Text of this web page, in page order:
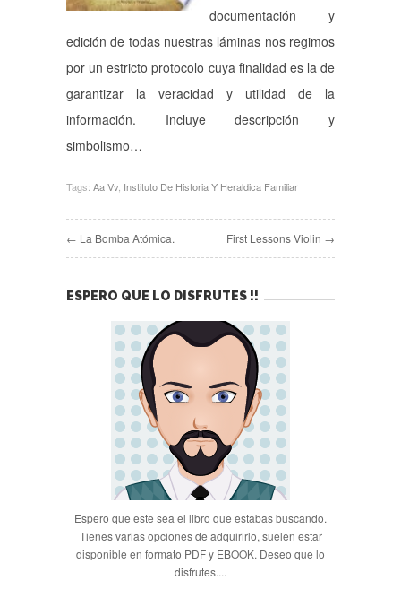
documentación y
edición de todas nuestras láminas nos regimos
por un estricto protocolo cuya finalidad es la de
garantizar la veracidad y utilidad de la
información. Incluye descripción y
simbolismo…
Tags: Aa Vv Instituto De Historia Y Heraldica Familiar
← La Bomba Atómica. First Lessons Violin →
ESPERO QUE LO DISFRUTES !!
Espero que este sea el libro que estabas buscando.
Tienes varias opciones de adquirirlo, suelen estar
disponible en formato PDF y EBOOK. Deseo que lo
disfrutes....